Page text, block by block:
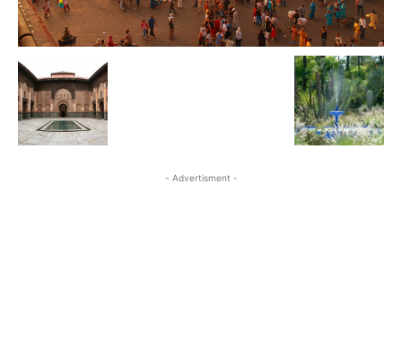
- Advertisment -